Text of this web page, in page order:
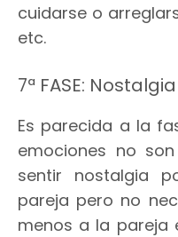
cuidarse o
etc.
7ª FASE: Nostalgia
Es parecida a la
emociones no
sentir nostalgia
pareja pero no
menos a la pareja